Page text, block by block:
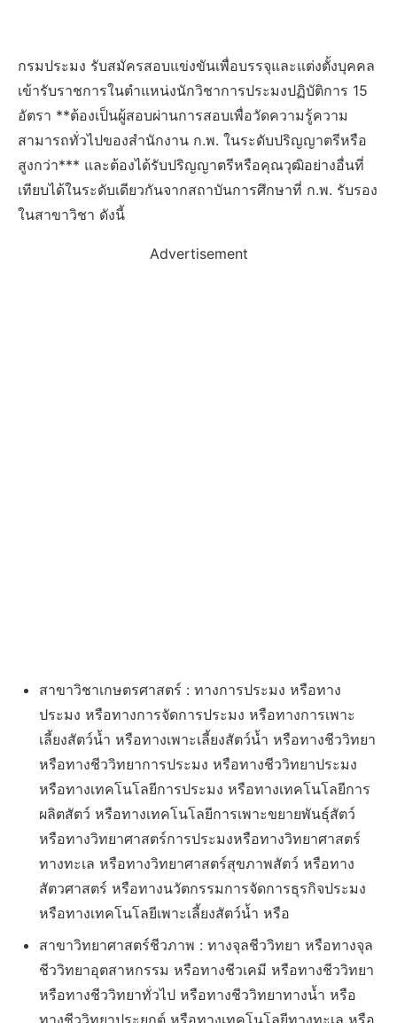
กรมประมง รับสมัครสอบแข่งขันเพื่อบรรจุและแต่งตั้งบุคคล
เข้ารับราชการในตำแหน่งนักวิชาการประมงปฏิบัติการ 15
อัตรา **ต้องเป็นผู้สอบผ่านการสอบเพื่อวัดความรู้ความ
สามารถทั่วไปของสำนักงาน ก.พ. ในระดับปริญญาตรีหรือ
สูงกว่า*** และต้องได้รับปริญญาตรีหรือคุณวุฒิอย่างอื่นที่
เทียบได้ในระดับเดียวกันจากสถาบันการศึกษาที่ ก.พ. รับรอง
ในสาขาวิชา ดังนี้
Advertisement
สาขาวิชาเกษตรศาสตร์ : ทางการประมง หรือทาง
ประมง หรือทางการจัดการประมง หรือทางการเพาะ
เลี้ยงสัตว์น้ำ หรือทางเพาะเลี้ยงสัตว์น้ำ หรือทางชีววิทยา
หรือทางชีววิทยาการประมง หรือทางชีววิทยาประมง
หรือทางเทคโนโลยีการประมง หรือทางเทคโนโลยีการ
ผลิตสัตว์ หรือทางเทคโนโลยีการเพาะขยายพันธุ์สัตว์
หรือทางวิทยาศาสตร์การประมงหรือทางวิทยาศาสตร์
ทางทะเล หรือทางวิทยาศาสตร์สุขภาพสัตว์ หรือทาง
สัตวศาสตร์ หรือทางนวัตกรรมการจัดการธุรกิจประมง
หรือทางเทคโนโลยีเพาะเลี้ยงสัตว์น้ำ หรือ
สาขาวิทยาศาสตร์ชีวภาพ : ทางจุลชีววิทยา หรือทางจุล
ชีววิทยาอุตสาหกรรม หรือทางชีวเคมี หรือทางชีววิทยา
หรือทางชีววิทยาทั่วไป หรือทางชีววิทยาทางน้ำ หรือ